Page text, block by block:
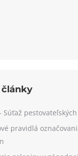
články
Súťaž
pravidlá